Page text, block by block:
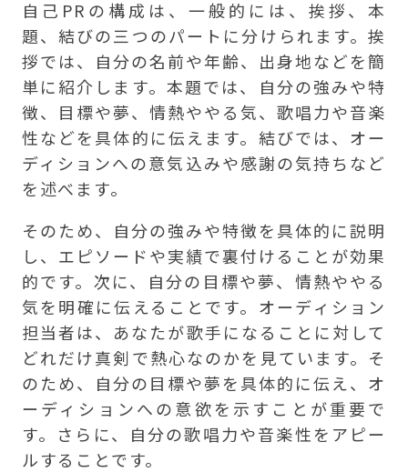
自己PRの構成は、一般的には、挨拶、本
題、結びの三つのパートに分けられます。挨
拶では、自分の名前や年齢、出身地などを簡
単に紹介します。本題では、自分の強みや特
徴、目標や夢、情熱ややる気、歌唱力や音楽
性などを具体的に伝えます。結びでは、オー
ディションへの意気込みや感謝の気持ちなど
を述べます。
そのため、自分の強みや特徴を具体的に説明
し、エピソードや実績で裏付けることが効果
的です。次に、自分の目標や夢、情熱ややる
気を明確に伝えることです。オーディション
担当者は、あなたが歌手になることに対して
どれだけ真剣で熱心なのかを見ています。そ
のため、自分の目標や夢を具体的に伝え、オ
ーディションへの意欲を示すことが重要で
す。さらに、自分の歌唱力や音楽性をアピー
ルすることです。